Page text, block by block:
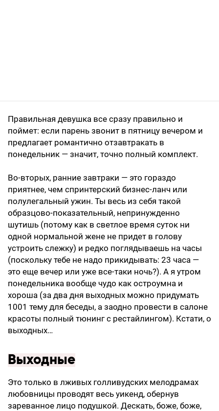
Правильная девушка все сразу правильно и
поймет: если парень звонит в пятницу вечером и
предлагает романтично отзавтракать в
понедельник — значит, точно полный комплект.
Во-вторых, ранние завтраки — это гораздо
приятнее, чем спринтерский бизнес-ланч или
полулегальный ужин. Ты весь из себя такой
образцово-показательный, непринужденно
шутишь (потому как в светлое время суток ни
одной нормальной жене не придет в голову
устроить слежку) и редко поглядываешь на часы
(поскольку тебе не надо прикидывать: 23 часа —
это еще вечер или уже все-таки ночь?). А я утром
понедельника вообще чудо как остроумна и
хороша (за два дня выходных можно придумать
1001 тему для беседы, а заодно провести в салоне
красоты полный тюнинг с рестайлингом). Кстати, о
выходных…
Выходные
Это только в лживых голливудских мелодрамах
любовницы проводят весь уикенд, обернув
зареванное лицо подушкой. Дескать, боже, боже,